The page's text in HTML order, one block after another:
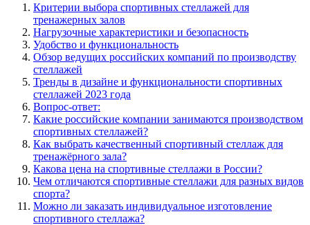
Критерии выбора спортивных стеллажей для
тренажерных залов
Нагрузочные характеристики и безопасность
Удобство и функциональность
Обзор ведущих российских компаний по производству
стеллажей
Тренды в дизайне и функциональности спортивных
стеллажей 2023 года
Вопрос-ответ:
Какие российские компании занимаются производством
спортивных стеллажей?
Как выбрать качественный спортивный стеллаж для
тренажёрного зала?
Какова цена на спортивные стеллажи в России?
Чем отличаются спортивные стеллажи для разных видов
спорта?
Можно ли заказать индивидуальное изготовление
спортивного стеллажа?